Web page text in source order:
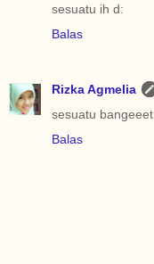
sesuatu ih d:
Balas
Rizka Agmelia
sesuatu bangeeet
Balas